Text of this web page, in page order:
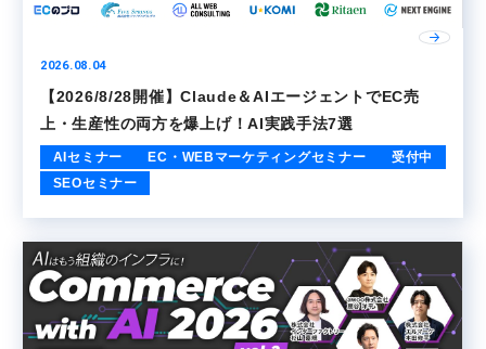
2026.08.04
【2026/8/28開催】Claude＆AIエージェントでEC売
上・生産性の両方を爆上げ！AI実践手法7選
AIセミナー EC・WEBマーケティングセミナー
受付中
SEOセミナー